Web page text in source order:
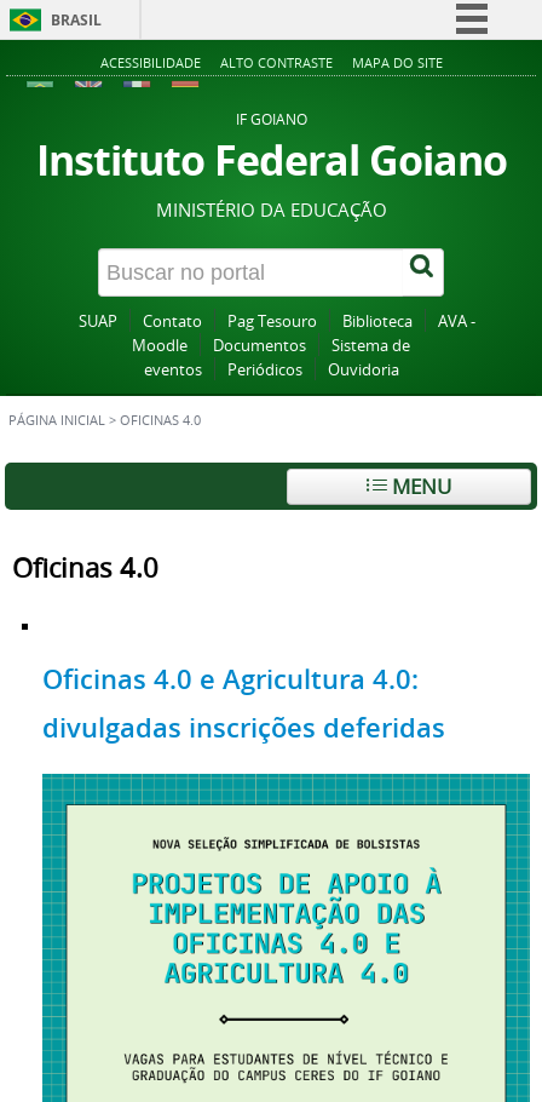
BRASIL
Simplifique!
Acesso à informação
Legislação
Canais
ACESSIBILIDADE ALTO CONTRASTE MAPA DO SITE
IF GOIANO
Instituto Federal Goiano
MINISTÉRIO DA EDUCAÇÃO
SUAP Contato Pag Tesouro Biblioteca
AVA -
Moodle
Documentos
Sistema de
eventos
Periódicos Ouvidoria
PÁGINA INICIAL > OFICINAS 4.0
MENU
Oficinas 4.0
Oficinas 4.0 e Agricultura 4.0:
divulgadas inscrições deferidas